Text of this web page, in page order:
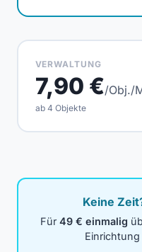
VERWALTUNG
7,90 €/Obj./
ab 4 Objekte
Keine
Für 49 € einmalig
Einrichtung